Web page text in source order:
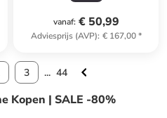
vanaf: € 50,99
Adviesprijs (AVP): € 167,00*
3 ... 44
Kopen | SALE -80%